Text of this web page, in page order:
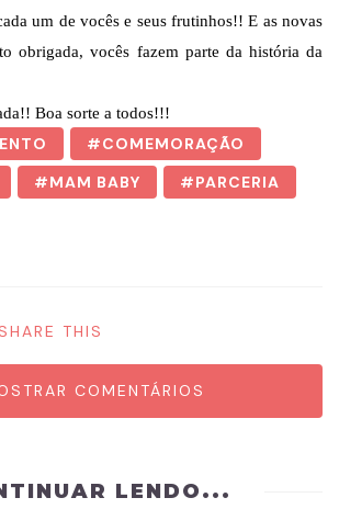
um de vocês e seus frutinhos!! E as novas
obrigada, vocês fazem parte da história da
Boa sorte a todos!!!
COMEMORAÇÃO
MAM BABY
PARCERIA
SHARE THIS
COMENTÁRIOS
LENDO...